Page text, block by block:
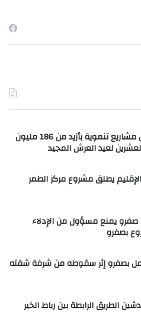
عامل إقليم صفرو يطلق ويدشن مشاريع تنموية بأزيد من 186 مليون
لعيد العرش المجيد
الإقليم يطلق مشروع مركز الطمر
صفرو يمنع مسؤول من الإدلاء
بصفرو
بصفرو إثر سقوطه من شرفة شقته
الطريق الرابطة بين رباط الخير